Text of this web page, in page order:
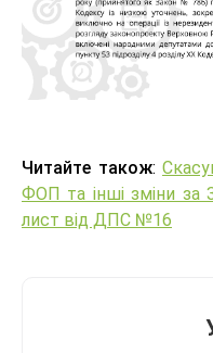
Читайте також:
ФОП та інші зміни за
лист від ДПС №16